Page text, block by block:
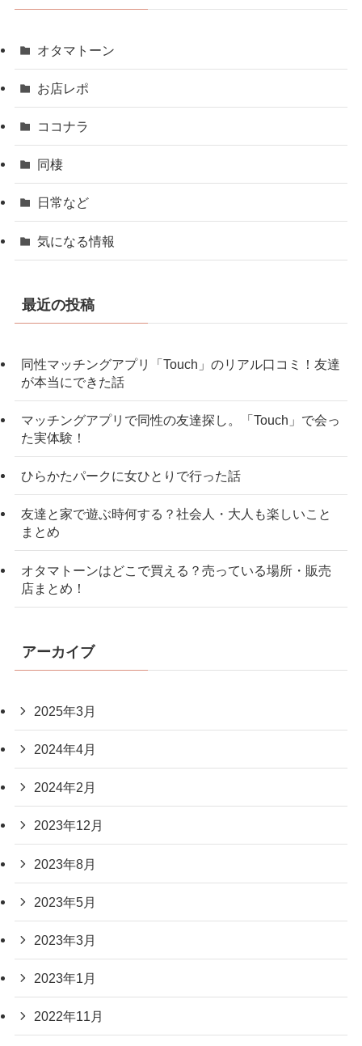
オタマトーン
お店レポ
ココナラ
同棲
日常など
気になる情報
最近の投稿
同性マッチングアプリ「Touch」のリアル口コミ！友達
が本当にできた話
マッチングアプリで同性の友達探し。「Touch」で会っ
た実体験！
ひらかたパークに女ひとりで行った話
友達と家で遊ぶ時何する？社会人・大人も楽しいこと
まとめ
オタマトーンはどこで買える？売っている場所・販売
店まとめ！
アーカイブ
2025年3月
2024年4月
2024年2月
2023年12月
2023年8月
2023年5月
2023年3月
2023年1月
2022年11月